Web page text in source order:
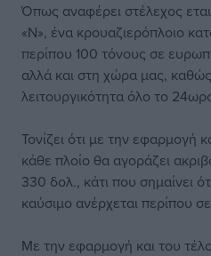
Όπως αναφέρει στέλεχος
«Ν», ένα κρουαζιερόπλοιο
περίπου 100 τόνους σε
αλλά και στη χώρα μας,
λειτουργικότητα όλο το
Τονίζει ότι με την εφαρμογή
κάθε πλοίο θα αγοράζει
330 δολ., κάτι που σημαίνει
καύσιμο ανέρχεται περίπου
Με την εφαρμογή και του